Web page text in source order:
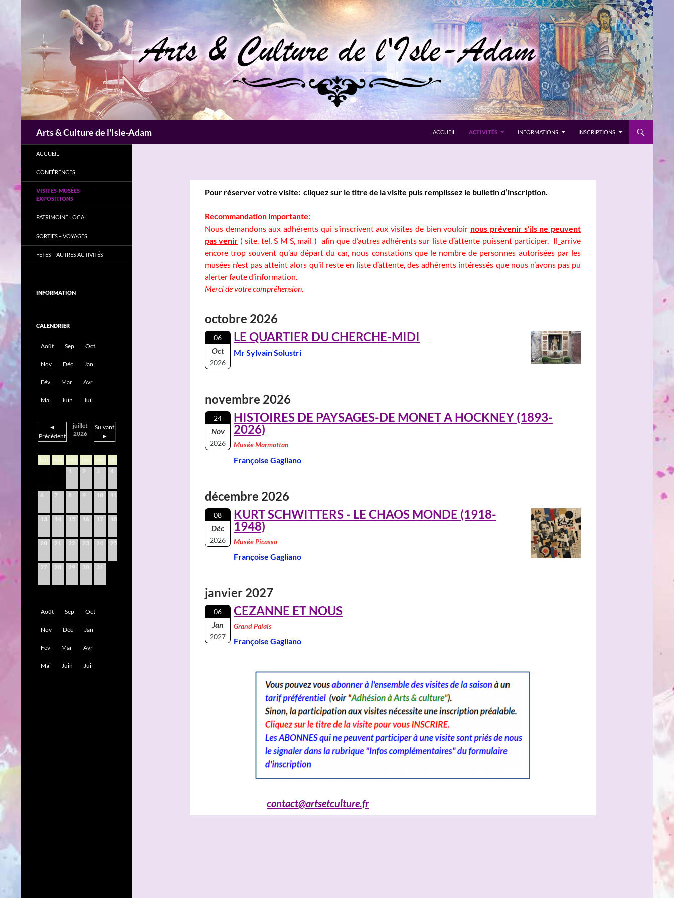
Arts & Culture de l'Isle-Adam ACCUEIL ACTIVITÉS INFORMATIONS INSCRIPTIONS
Pour réserver votre visite: cliquez sur le titre de la visite puis remplissez le bulletin d’inscription.
Recommandation importante:
Nous demandons aux adhérents qui s’inscrivent aux visites de bien vouloir nous prévenir s’ils ne peuvent
pas venir ( site, tel, S M S, mail ) afin que d’autres adhérents sur liste d’attente puissent participer. Il_arrive
encore trop souvent qu’au départ du car, nous constations que le nombre de personnes autorisées par les
musées n’est pas atteint alors qu’il reste en liste d’attente, des adhérents intéressés que nous n’avons pas pu
alerter faute d’information.
Merci de votre compréhension.
octobre 2026
06
Oct
2026
LE QUARTIER DU CHERCHE-MIDI
Mr Sylvain Solustri
novembre 2026
24
Nov
2026
HISTOIRES DE PAYSAGES-DE MONET A HOCKNEY (1893-
2026)
Musée Marmottan
Françoise Gagliano
décembre 2026
08
Déc
2026
KURT SCHWITTERS - LE CHAOS MONDE (1918-
1948)
Musée Picasso
Françoise Gagliano
janvier 2027
06
Jan
2027
CEZANNE ET NOUS
Grand Palais
Françoise Gagliano
contact@artsetculture.fr
ACCUEIL
CONFÉRENCES
VISITES-MUSÉES-
EXPOSITIONS
PATRIMOINE LOCAL
SORTIES – VOYAGES
FÊTES – AUTRES ACTIVITÉS
INFORMATION
CALENDRIER
Août Sep Oct
Nov Déc Jan
Fév Mar Avr
Mai Juin Juil
◄
Précédent
juillet
2026
Suivant
►
lun mar mer jeu ven sam
1
2 3 4
6 7 8 9 10 11
13 14 15 16 17 18
20 21 22 23 24 25
27 28 29 30 31
Août Sep Oct
Nov Déc Jan
Fév Mar Avr
Mai Juin Juil